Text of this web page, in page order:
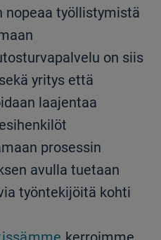
nopeaa työllistymistä
on siis
yritys että
laajentaa
prosessin
avulla tuetaan
työntekijöitä kohti